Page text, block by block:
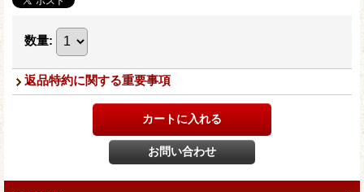
数量:
返品特約に関する重要事項